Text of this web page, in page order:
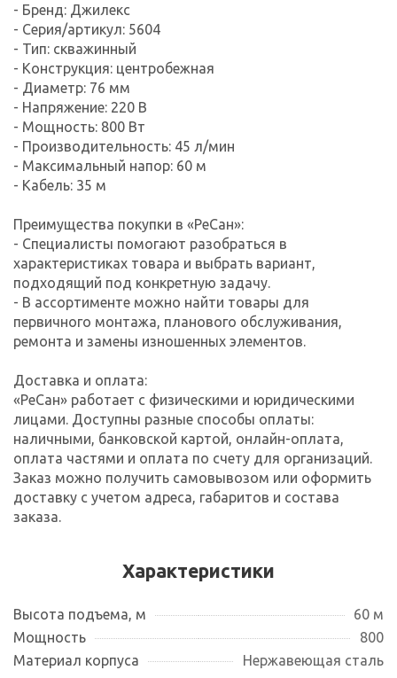
- Бренд: Джилекс
- Серия/артикул: 5604
- Тип: скважинный
- Конструкция: центробежная
- Диаметр: 76 мм
- Напряжение: 220 В
- Мощность: 800 Вт
- Производительность: 45 л/мин
- Максимальный напор: 60 м
- Кабель: 35 м
Преимущества покупки в «РеСан»:
- Специалисты помогают разобраться в
характеристиках товара и выбрать вариант,
подходящий под конкретную задачу.
- В ассортименте можно найти товары для
первичного монтажа, планового обслуживания,
ремонта и замены изношенных элементов.
Доставка и оплата:
«РеСан» работает с физическими и юридическими
лицами. Доступны разные способы оплаты:
наличными, банковской картой, онлайн-оплата,
оплата частями и оплата по счету для организаций.
Заказ можно получить самовывозом или оформить
доставку с учетом адреса, габаритов и состава
заказа.
Характеристики
Высота подъема, м
60 м
Мощность
800
Материал корпуса
Нержавеющая сталь